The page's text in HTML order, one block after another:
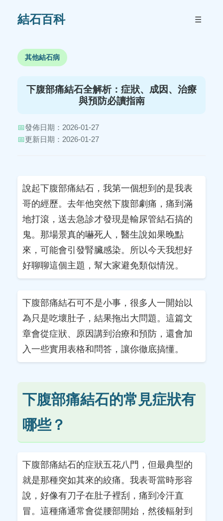
結石百科 ☰
其他結石病
下腹部痛結石全解析：症狀、成因、治療
與預防必讀指南
📅發佈日期：2026-01-27
📅更新日期：2026-01-27
說起下腹部痛結石，我第一個想到的是我表
哥的經歷。去年他突然下腹部劇痛，痛到滿
地打滾，送去急診才發現是輸尿管結石搞的
鬼。那場景真的嚇死人，醫生說如果晚點
來，可能會引發腎臟感染。所以今天我想好
好聊聊這個主題，幫大家避免類似情況。
下腹部痛結石可不是小事，很多人一開始以
為只是吃壞肚子，結果拖出大問題。這篇文
章會從症狀、原因講到治療和預防，還會加
入一些實用表格和問答，讓你徹底搞懂。
下腹部痛結石的常見症狀有
哪些？
下腹部痛結石的症狀五花八門，但最典型的
就是那種突如其來的絞痛。我表哥當時形容
說，好像有刀子在肚子裡刮，痛到冷汗直
冒。這種痛通常會從腰部開始，然後輻射到